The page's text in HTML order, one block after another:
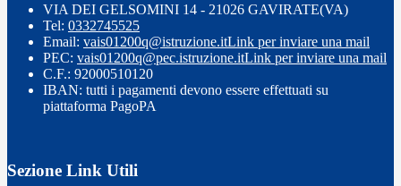
VIA DEI GELSOMINI 14 - 21026 GAVIRATE(VA)
Tel: 0332745525
Email: vais01200q@istruzione.itLink per inviare una mail
PEC: vais01200q@pec.istruzione.itLink per inviare una mail
C.F.: 92000510120
IBAN: tutti i pagamenti devono essere effettuati su
piattaforma PagoPA
Sezione Link Utili